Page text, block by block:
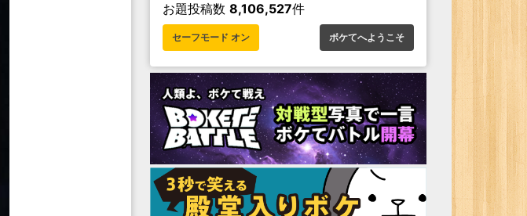
お題投稿数 8,106,527件
セーフモード オン ボケてへようこそ